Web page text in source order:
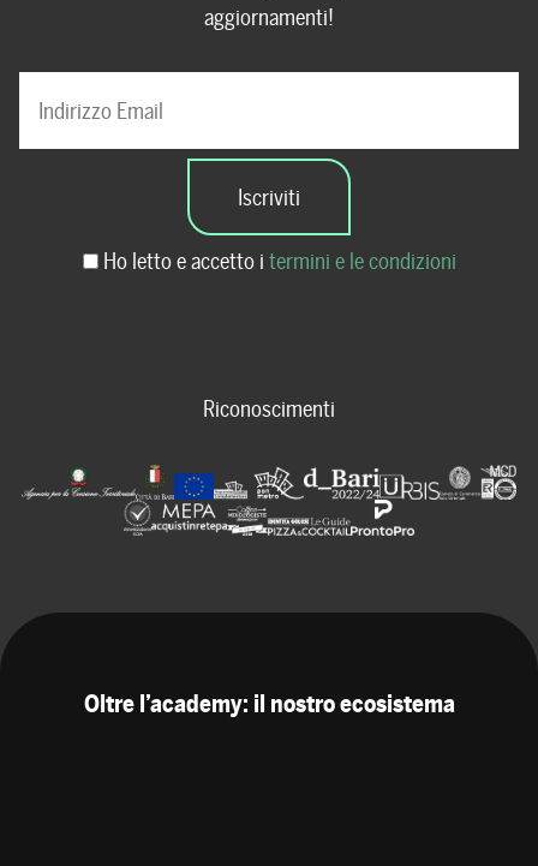
aggiornamenti!
Ho letto e accetto i termini e le condizioni
Riconoscimenti
Oltre l’academy: il nostro ecosistema